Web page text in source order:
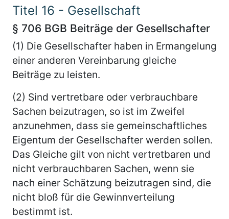
Titel 16 - Gesellschaft
§ 706 BGB Beiträge der Gesellschafter
(1) Die Gesellschafter haben in Ermangelung
einer anderen Vereinbarung gleiche
Beiträge zu leisten.
(2) Sind vertretbare oder verbrauchbare
Sachen beizutragen, so ist im Zweifel
anzunehmen, dass sie gemeinschaftliches
Eigentum der Gesellschafter werden sollen.
Das Gleiche gilt von nicht vertretbaren und
nicht verbrauchbaren Sachen, wenn sie
nach einer Schätzung beizutragen sind, die
nicht bloß für die Gewinnverteilung
bestimmt ist.